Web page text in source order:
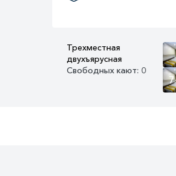
Трехместная
двухъярусная
Свободных кают: 0